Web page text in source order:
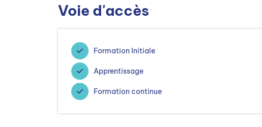
Voie d'accès
Formation Initiale
Apprentissage
Formation continue